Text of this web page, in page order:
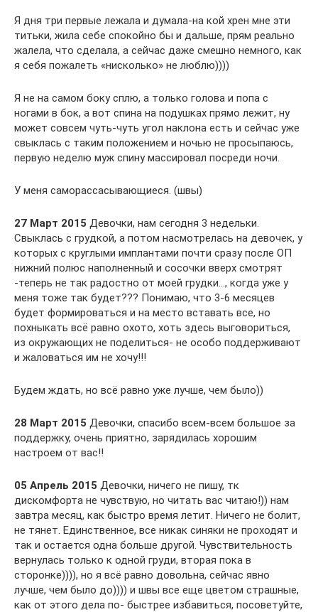
Я дня три первые лежала и думала-на кой хрен мне эти
титьки, жила себе спокойно бы и дальше, прям реально
жалела, что сделала, а сейчас даже смешно немного, как
я себя пожалеть «нисколько» не люблю))))
Я не на самом боку сплю, а только голова и попа с
ногами в бок, а вот спина на подушках прямо лежит, ну
может совсем чуть-чуть угол наклона есть и сейчас уже
свыклась с таким положением и ночью не просыпаюсь,
первую неделю муж спину массировал посреди ночи.
У меня саморассасывающиеся. (швы)
27 Март 2015 Девочки, нам сегодня 3 недельки.
Свыклась с грудкой, а потом насмотрелась на девочек, у
которых с круглыми имплантами почти сразу после ОП
нижний полюс наполненный и сосочки вверх смотрят
-теперь не так радостно от моей грудки…, когда уже у
меня тоже так будет??? Понимаю, что 3-6 месяцев
будет формироваться и на место вставать все, но
похныкать всё равно охото, хоть здесь выговориться,
из окружающих не поделиться- не особо поддерживают
и жаловаться им не хочу!!!
Будем ждать, но всё равно уже лучше, чем было))
28 Март 2015 Девочки, спасибо всем-всем большое за
поддержку, очень приятно, зарядилась хорошим
настроем от вас!!
05 Апрель 2015 Девочки, ничего не пишу, тк
дискомфорта не чувствую, но читать вас читаю!)) нам
завтра месяц, как быстро время летит. Ничего не болит,
не тянет. Единственное, все никак синяки не проходят и
так и остается одна больше другой. Чувствительность
вернулась только к одной груди, вторая пока в
сторонке)))), но я всё равно довольна, сейчас явно
лучше, чем было до)))) и швы все еще цветом страшные,
как от этого дела по- быстрее избавиться, посоветуйте,